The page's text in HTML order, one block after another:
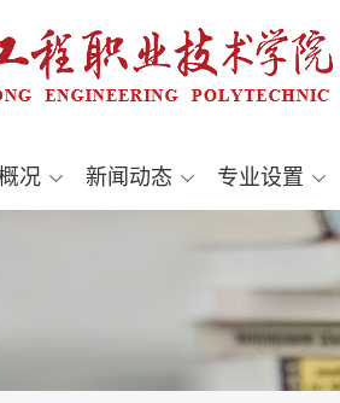
况 新闻动态 专业设置